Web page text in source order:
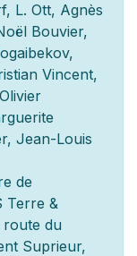
L. Ott, Agnès
Bouvier,
Vincent,
Jean-Louis
de
Terre &
route du
Suprieur,